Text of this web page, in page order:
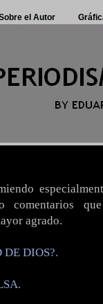
el Autor
agrado.
DE DIOS?.